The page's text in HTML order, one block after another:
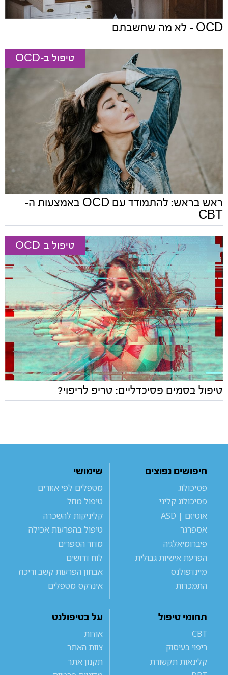
OCD - לא מה שחשבתם
טיפול ב-OCD
ראש בראש: להתמודד עם OCD באמצעות ה-
CBT
טיפול ב-OCD
טיפול בסמים פסיכדליים: טריפ לריפוי?
חיפושים נפוצים
פסיכולוג
פסיכולוג קליני
אוטיזם | ASD
אספרגר
פיברומיאלגיה
הפרעת אישיות גבולית
מיינדפולנס
התמכרות
שימושי
מטפלים לפי אזורים
טיפול מוזל
קליניקות להשכרה
טיפול בהפרעות אכילה
מדור הספרים
לוח דרושים
אבחון הפרעות קשב וריכוז
אינדקס מטפלים
תחומי טיפול
CBT
ריפוי בעיסוק
קלינאות תקשורת
על בטיפולנט
אודות
צוות האתר
תקנון אתר